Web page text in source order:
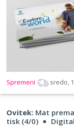
Spremeni sredo,
Ovitek: Mat
tisk (4/0)